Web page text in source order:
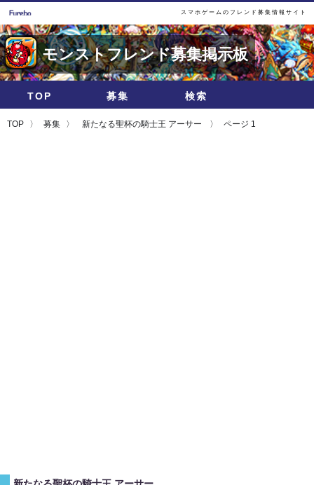
スマホゲームのフレンド募集情報サイト
モンストフレンド募集掲示板
TOP 募集 検索
TOP 募集 新たなる聖杯の騎士王 アーサー ページ 1